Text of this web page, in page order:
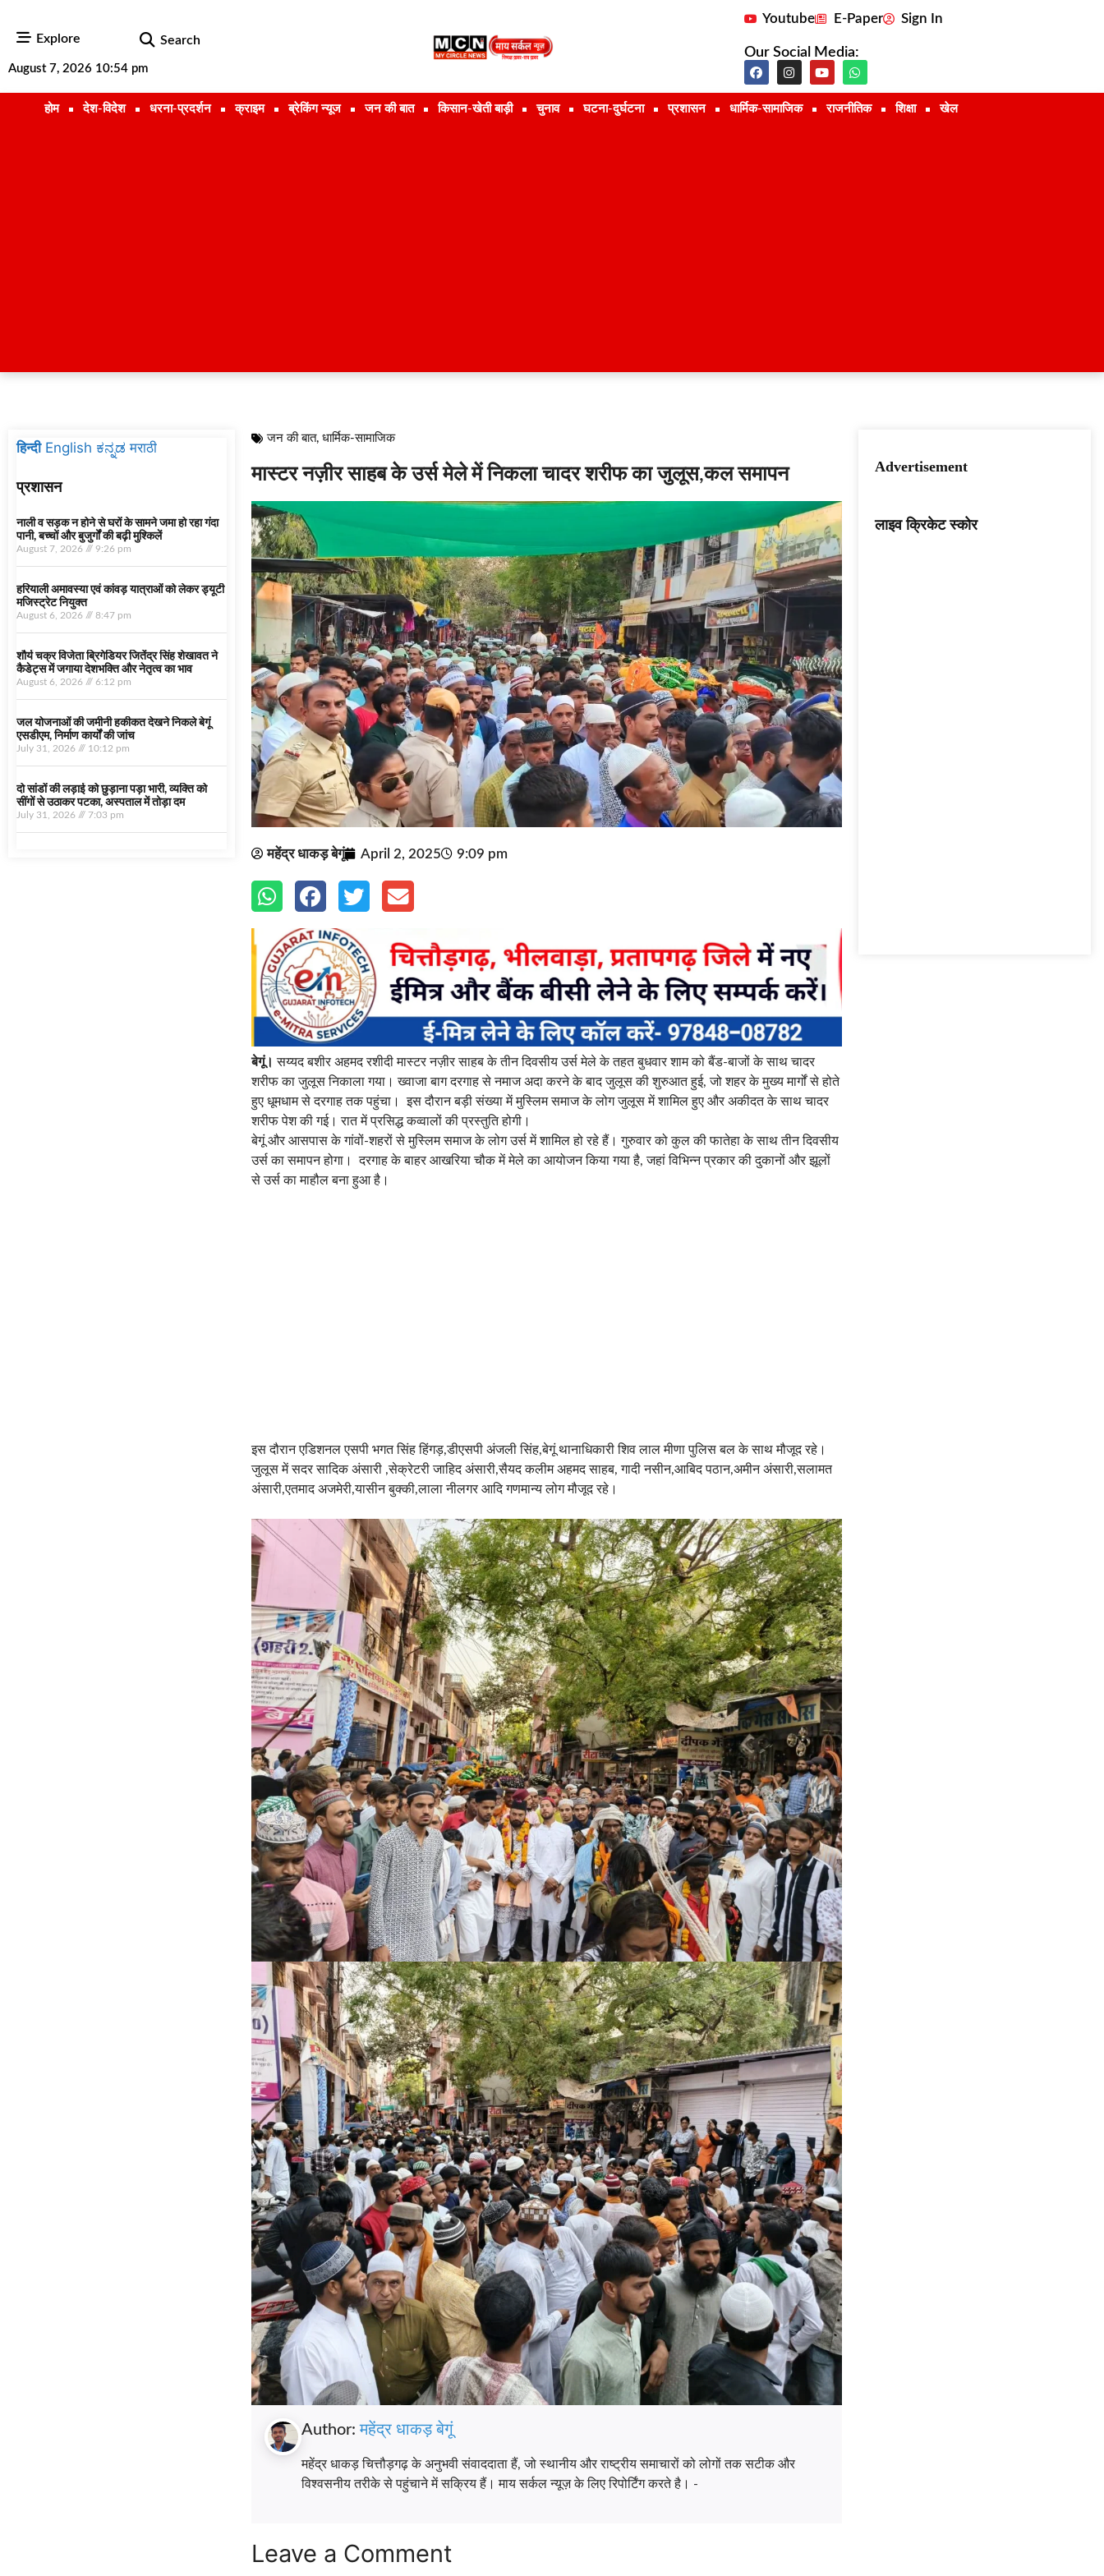
Explore Search
August 7, 2026 10:54 pm
Youtube E-Paper Sign In
Our Social Media:
होम देश-विदेश धरना-प्रदर्शन क्राइम ब्रेकिंग न्यूज जन की बात किसान-खेती बाड़ी चुनाव घटना-दुर्घटना प्रशासन धार्मिक-सामाजिक राजनीतिक शिक्षा खेल
हिन्दी English ಕನ್ನಡ मराठी
प्रशासन
नाली व सड़क न होने से घरों के सामने जमा हो रहा गंदा
पानी, बच्चों और बुजुर्गों की बढ़ी मुश्किलें
August 7, 2026 9:26 pm
हरियाली अमावस्या एवं कांवड़ यात्राओं को लेकर ड्यूटी
मजिस्ट्रेट नियुक्त
August 6, 2026 8:47 pm
शौर्य चक्र विजेता ब्रिगेडियर जितेंद्र सिंह शेखावत ने
कैडेट्स में जगाया देशभक्ति और नेतृत्व का भाव
August 6, 2026 6:12 pm
जल योजनाओं की जमीनी हकीकत देखने निकले बेगूं
एसडीएम, निर्माण कार्यों की जांच
July 31, 2026 10:12 pm
दो सांडों की लड़ाई को छुड़ाना पड़ा भारी, व्यक्ति को
सींगों से उठाकर पटका, अस्पताल में तोड़ा दम
July 31, 2026 7:03 pm
जन की बात, धार्मिक-सामाजिक
मास्टर नज़ीर साहब के उर्स मेले में निकला चादर शरीफ का जुलूस,कल समापन
महेंद्र धाकड़ बेगूं April 2, 2025 9:09 pm
बेगूं। सय्यद बशीर अहमद रशीदी मास्टर नज़ीर साहब के तीन दिवसीय उर्स मेले के तहत बुधवार शाम को बैंड-बाजों के साथ चादर
शरीफ का जुलूस निकाला गया। ख्वाजा बाग दरगाह से नमाज अदा करने के बाद जुलूस की शुरुआत हुई, जो शहर के मुख्य मार्गों से होते
हुए धूमधाम से दरगाह तक पहुंचा। इस दौरान बड़ी संख्या में मुस्लिम समाज के लोग जुलूस में शामिल हुए और अकीदत के साथ चादर
शरीफ पेश की गई। रात में प्रसिद्ध कव्वालों की प्रस्तुति होगी।
बेगूं और आसपास के गांवों-शहरों से मुस्लिम समाज के लोग उर्स में शामिल हो रहे हैं। गुरुवार को कुल की फातेहा के साथ तीन दिवसीय
उर्स का समापन होगा। दरगाह के बाहर आखरिया चौक में मेले का आयोजन किया गया है, जहां विभिन्न प्रकार की दुकानों और झूलों
से उर्स का माहौल बना हुआ है।
इस दौरान एडिशनल एसपी भगत सिंह हिंगड़,डीएसपी अंजली सिंह,बेगूं थानाधिकारी शिव लाल मीणा पुलिस बल के साथ मौजूद रहे।
जुलूस में सदर सादिक अंसारी ,सेक्रेटरी जाहिद अंसारी,सैयद कलीम अहमद साहब, गादी नसीन,आबिद पठान,अमीन अंसारी,सलामत
अंसारी,एतमाद अजमेरी,यासीन बुक्की,लाला नीलगर आदि गणमान्य लोग मौजूद रहे।
Author:महेंद्र धाकड़ बेगूं
महेंद्र धाकड़ चित्तौड़गढ़ के अनुभवी संवाददाता हैं, जो स्थानीय और राष्ट्रीय समाचारों को लोगों तक सटीक और
विश्वसनीय तरीके से पहुंचाने में सक्रिय हैं। माय सर्कल न्यूज़ के लिए रिपोर्टिंग करते है। -
Leave a Comment
Advertisement
लाइव क्रिकेट स्कोर